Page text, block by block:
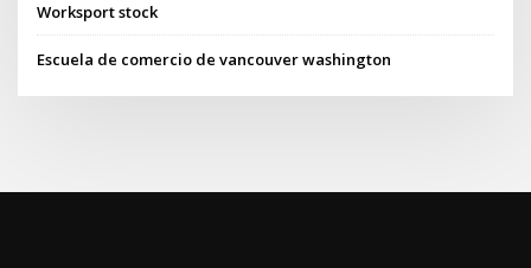
Worksport stock
Escuela de comercio de vancouver washington